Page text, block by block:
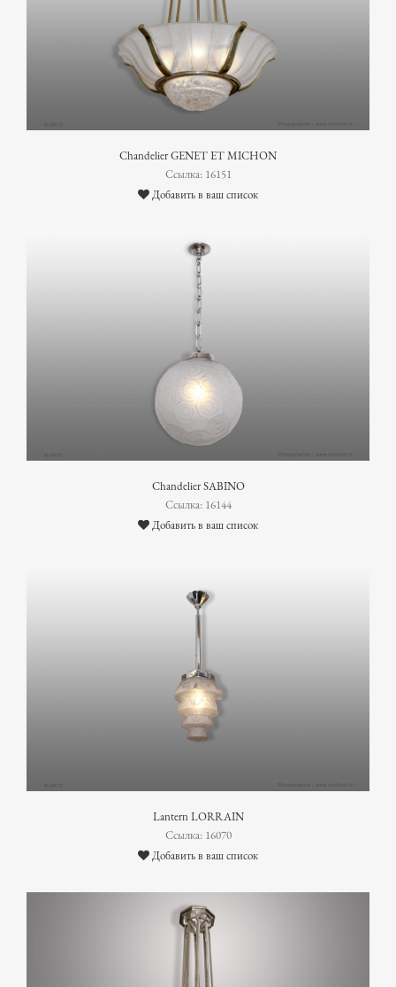
Chandelier GENET ET MICHON
Ссылка: 16151
Добавить в ваш список
Chandelier SABINO
Ссылка: 16144
Добавить в ваш список
Lantern LORRAIN
Ссылка: 16070
Добавить в ваш список